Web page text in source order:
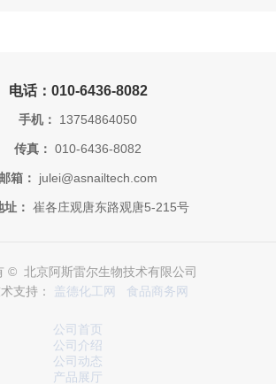
电话：010-6436-8082
手机： 13754864050
传真： 010-6436-8082
邮箱： julei@asnailtech.com
： 崔各庄观唐东路观唐5-215号
© 北京阿斯雷尔生物技术有限公司
支持： 盖德化工网 食品商务网
公司首页
公司介绍
公司动态
产品展厅